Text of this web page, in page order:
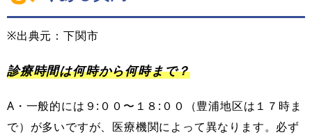
※出典元：下関市
診療時間は何時から何時まで？
A・一般的には９:００〜１８:００（豊浦地区は１７時ま
で）が多いですが、医療機関によって異なります。必ず